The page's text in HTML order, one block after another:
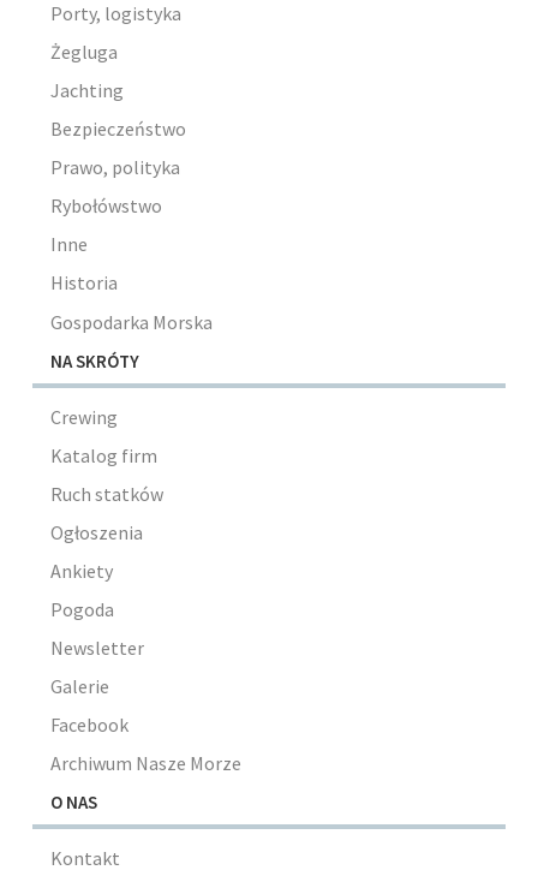
Porty, logistyka
Żegluga
Jachting
Bezpieczeństwo
Prawo, polityka
Rybołówstwo
Inne
Historia
Gospodarka Morska
NA SKRÓTY
Crewing
Katalog firm
Ruch statków
Ogłoszenia
Ankiety
Pogoda
Newsletter
Galerie
Facebook
Archiwum Nasze Morze
O NAS
Kontakt